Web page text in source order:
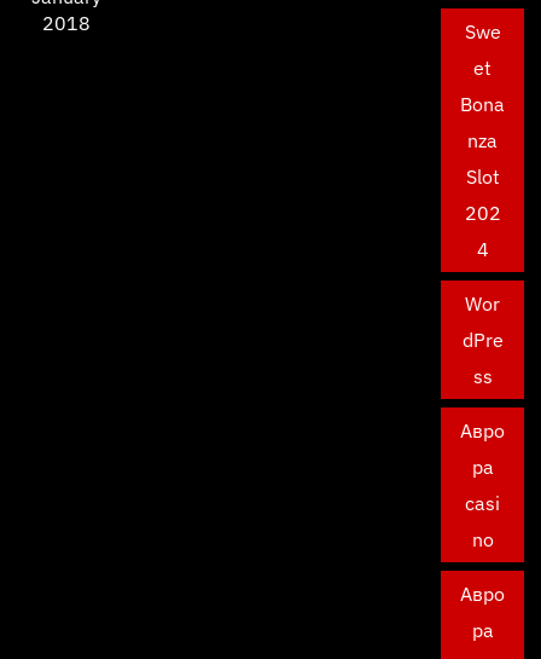
2018
Swe
et
Bona
nza
Slot
202
4
Wor
dPre
ss
Авро
ра
casi
no
Авро
ра